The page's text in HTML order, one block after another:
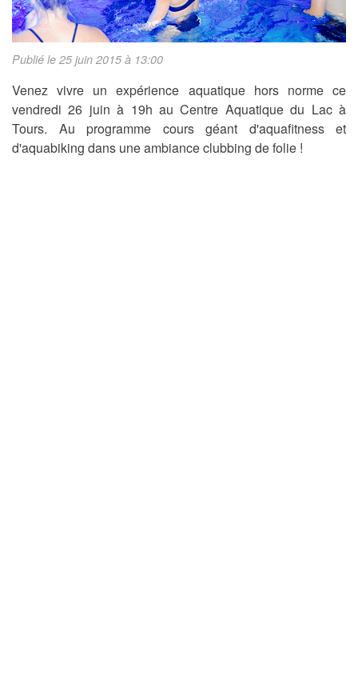
Publié le 25 juin 2015 à 13:00
Venez vivre un expérience aquatique hors norme ce
vendredi 26 juin à 19h au Centre Aquatique du Lac à
Tours. Au programme cours géant d'aquafitness et
d'aquabiking dans une ambiance clubbing de folie !